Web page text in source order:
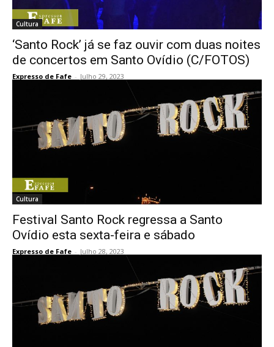
Cultura
‘Santo Rock’ já se faz ouvir com duas noites
de concertos em Santo Ovídio (C/FOTOS)
Expresso de Fafe - Julho 29, 2023
Cultura
Festival Santo Rock regressa a Santo
Ovídio esta sexta-feira e sábado
Expresso de Fafe - Julho 28, 2023